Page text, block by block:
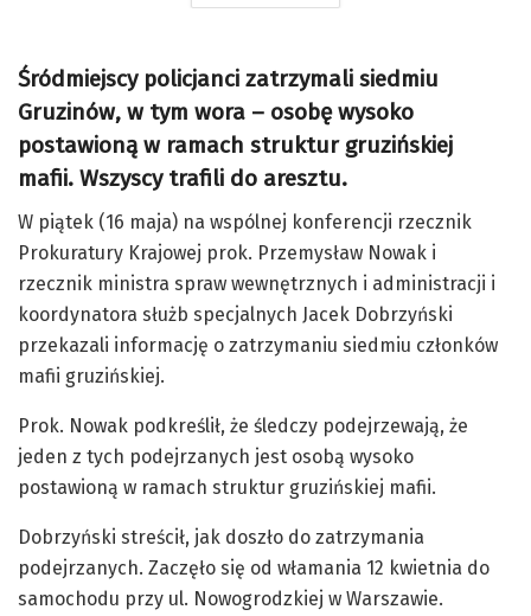
Śródmiejscy policjanci zatrzymali siedmiu
Gruzinów, w tym wora – osobę wysoko
postawioną w ramach struktur gruzińskiej
mafii. Wszyscy trafili do aresztu.
W piątek (16 maja) na wspólnej konferencji rzecznik
Prokuratury Krajowej prok. Przemysław Nowak i
rzecznik ministra spraw wewnętrznych i administracji i
koordynatora służb specjalnych Jacek Dobrzyński
przekazali informację o zatrzymaniu siedmiu członków
mafii gruzińskiej.
Prok. Nowak podkreślił, że śledczy podejrzewają, że
jeden z tych podejrzanych jest osobą wysoko
postawioną w ramach struktur gruzińskiej mafii.
Dobrzyński streścił, jak doszło do zatrzymania
podejrzanych. Zaczęło się od włamania 12 kwietnia do
samochodu przy ul. Nowogrodzkiej w Warszawie.